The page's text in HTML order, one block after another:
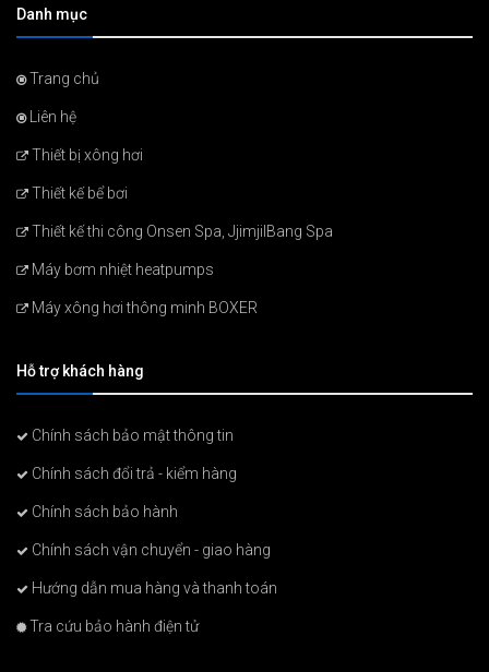
Danh mục
Trang chủ
Liên hệ
Thiết bị xông hơi
Thiết kế bể bơi
Thiết kế thi công Onsen Spa, JjimjilBang Spa
Máy bơm nhiệt heatpumps
Máy xông hơi thông minh BOXER
Hỗ trợ khách hàng
Chính sách bảo mật thông tin
Chính sách đổi trả - kiểm hàng
Chính sách bảo hành
Chính sách vận chuyển - giao hàng
Hướng dẫn mua hàng và thanh toán
Tra cứu bảo hành điện tử